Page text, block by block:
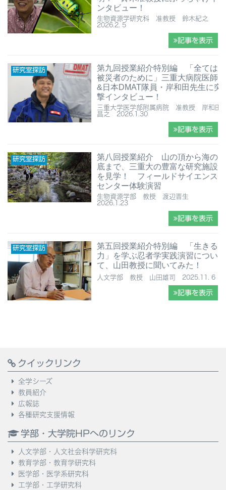
ンタビュー！
生物資源学研究科 准教授 鈴木紀之
2026.2. 5
記事を表示
研究室探訪
第九回授業紹介特別編 「全ては
被災者のために」三重大病院医師
&日本DMAT隊員・岸和田先生に突
撃インタビュー！
三重大学医学部附属病院 准教授 岸和田
昌之 2026.1.30
記事を表示
研究室探訪
第八回授業紹介 ⼭の頂から海の
底まで、三重大の豊富な研究施設
を見学！ フィールドサイエンス
センター体験演習
生物資源学部 教授 渡辺晋生
2026.1.23
記事を表示
研究室探訪
第五回授業紹介特別編 「生きる
力」を学ぶ忍者学実践演習につい
て、山田教授に聞いてみた！
人文学部 教授 山田雄司 2025.11. 6
記事を表示
クイックリンク
全学シーズ
教員紹介
広報誌
各種研究支援情報
学部・大学院HPへのリンク
人文学部・人文社会科学研究科
教育学部・教育学研究科
医学部・医学系研究科
工学部・工学研究科